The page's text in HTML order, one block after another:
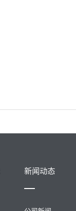
新闻动态